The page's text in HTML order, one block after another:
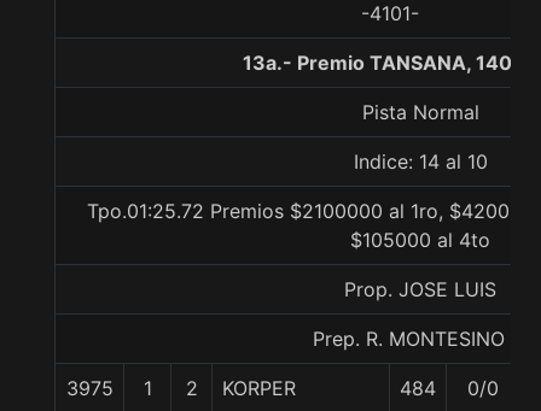
-4101-
13a.- Premio TANSANA, 1400
Pista Normal
Indice: 14 al 10
Tpo.01:25.72 Premios $2100000 al 1ro,
$105000 al 4to
Prop. JOSE LUIS
Prep. R. MONTESINO S.
3975 1 2 KORPER 484 0/0